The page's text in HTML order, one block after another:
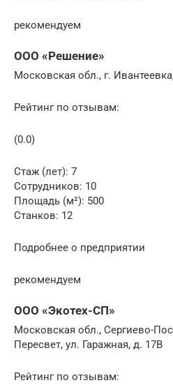
рекомендуем
ООО «Решение»
Московская обл., г.
Рейтинг по отзывам:
(0.0)
Стаж (лет): 7
Сотрудников: 10
Площадь (м²): 500
Станков: 12
Подробнее о предприятии
рекомендуем
ООО «Экотех-СП»
Московская обл., Сергиево-
Пересвет, ул. Гаражная, д. 17В
Рейтинг по отзывам: